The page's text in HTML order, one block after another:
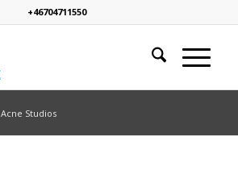
+46704711550
Acne Studios